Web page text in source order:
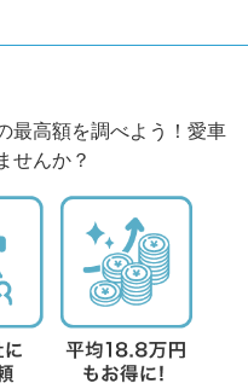
最高額を調べよう！愛車
せんか？